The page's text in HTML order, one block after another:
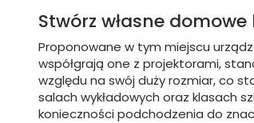
Stwórz własne
Proponowane w tym miejscu
współgrają one z projektorami,
względu na swój duży rozmiar, co
salach wykładowych oraz klasach
konieczności podchodzenia do